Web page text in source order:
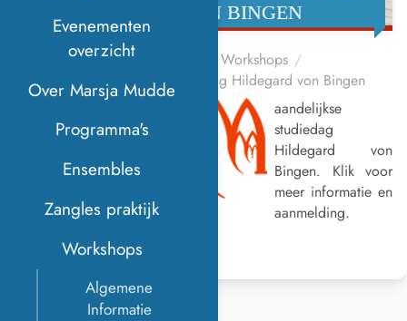
Evenementen
overzicht
Over Marsja Mudde
Programma's
Ensembles
Zangles praktijk
Workshops
Algemene
Informatie
VON BINGEN
Workshops
Studiedag Hildegard von Bingen
M
aandelijkse
studiedag
Hildegard von
Bingen. Klik voor
meer informatie en
aanmelding.